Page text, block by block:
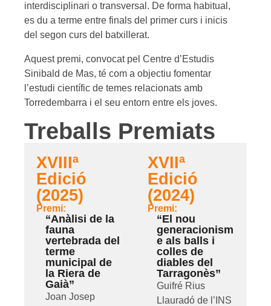
interdisciplinari o transversal. De forma habitual,
es du a terme entre finals del primer curs i inicis
del segon curs del batxillerat.
Aquest premi, convocat pel Centre d’Estudis
Sinibald de Mas, té com a objectiu fomentar
l’estudi científic de temes relacionats amb
Torredembarra i el seu entorn entre els joves.
Treballs Premiats
XVIIIª
Edició
(2025)
Premi:
“Anàlisi de la
fauna
vertebrada del
terme
municipal de
la Riera de
Gaià”
Joan Josep
XVIIª
Edició
(2024)
Premi:
“El nou
generacionism
e als balls i
colles de
diables del
Tarragonès”
Guifré Rius
Llauradó de l’INS